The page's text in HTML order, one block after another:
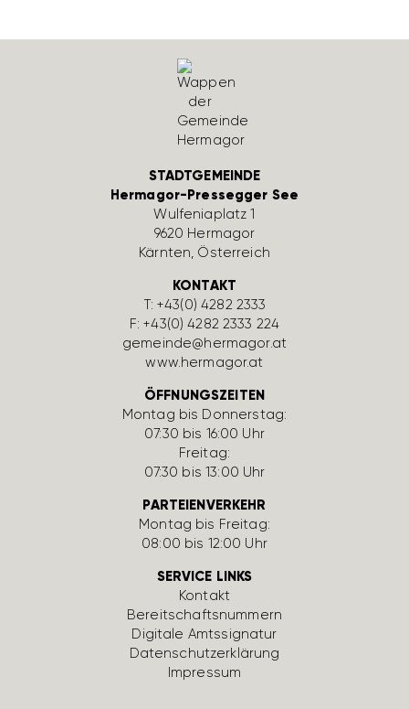
STADTGEMEINDE
Hermagor-Pressegger See
Wulfe­nia­platz 1
9620 Hermagor
Kärnten, Öster­reich
KONTAKT
T:+43(0) 4282 2333
F: +43(0) 4282 2333 224
gemeinde@hermagor.at
www.hermagor.at
ÖFFNUNGSZEITEN
Montag bis Donnerstag:
07:30 bis 16:00 Uhr
Freitag:
07:30 bis 13:00 Uhr
PARTEIENVERKEHR
Montag bis Freitag:
08:00 bis 12:00 Uhr
SERVICE LINKS
Kontakt
Bereit­schafts­num­mern
Digi­tale Amts­si­gnatur
Daten­schutz­er­klä­rung
Impressum